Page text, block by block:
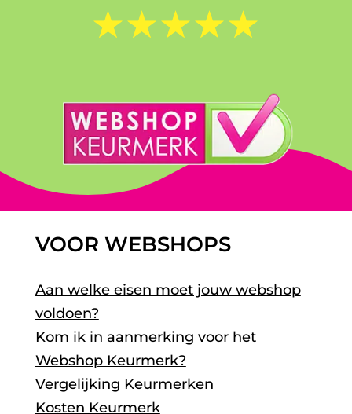
☆☆☆☆☆
VOOR WEBSHOPS
Aan welke eisen moet jouw webshop
voldoen?
Kom ik in aanmerking voor het
Webshop Keurmerk?
Vergelijking Keurmerken
Kosten Keurmerk